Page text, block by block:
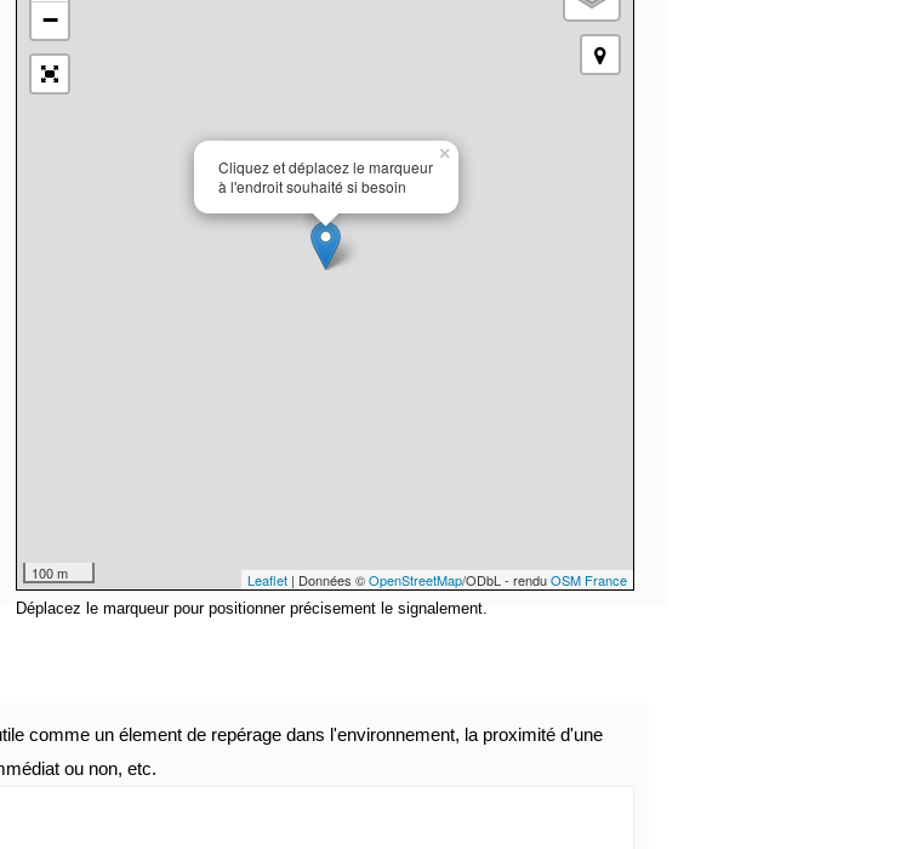
Cliquez et déplacez le marqueur
à l'endroit souhaité si besoin
×
−
100 m Leaflet| Données ©OpenStreetMap/ODbL - renduOSM France
Déplacez le marqueur pour positionner précisement le signalement.
comme un élement de repérage dans l'environnement, la proximité d'une
ou non, etc.